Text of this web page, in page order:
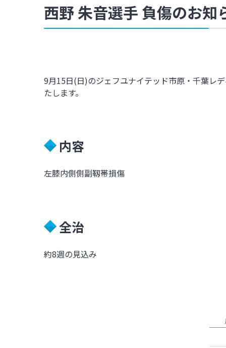
西野 朱音選手 負傷のお知
9月15日(日)のジェフユナイテッド市原・千葉レ
たします。
内容
左膝内側側副靱帯損傷
全治
約8週の見込み